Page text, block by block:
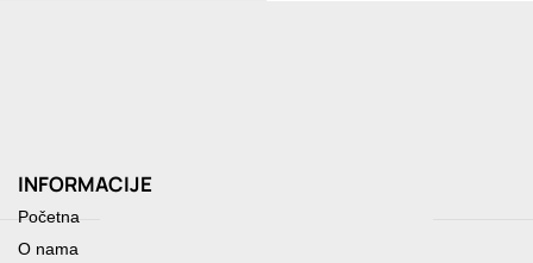
INFORMACIJE
Početna
O nama